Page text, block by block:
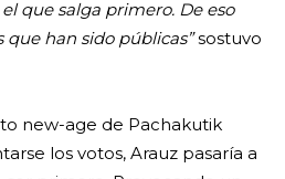
que salga primero. De eso
han sido públicas”sostuvo
new-age de Pachakutik
los votos, Arauz pasaría a